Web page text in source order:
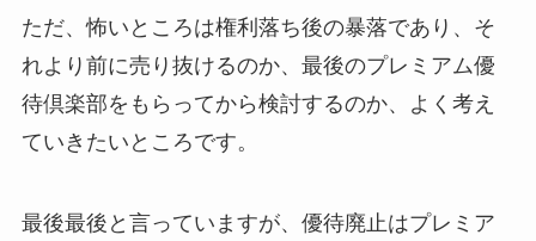
ただ、怖いところは権利落ち後の暴落であり、そ
れより前に売り抜けるのか、最後のプレミアム優
待倶楽部をもらってから検討するのか、よく考え
ていきたいところです。
最後最後と言っていますが、優待廃止はプレミア